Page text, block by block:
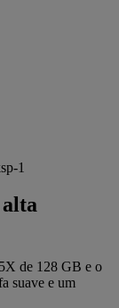
de 128 GB e o
suave e um